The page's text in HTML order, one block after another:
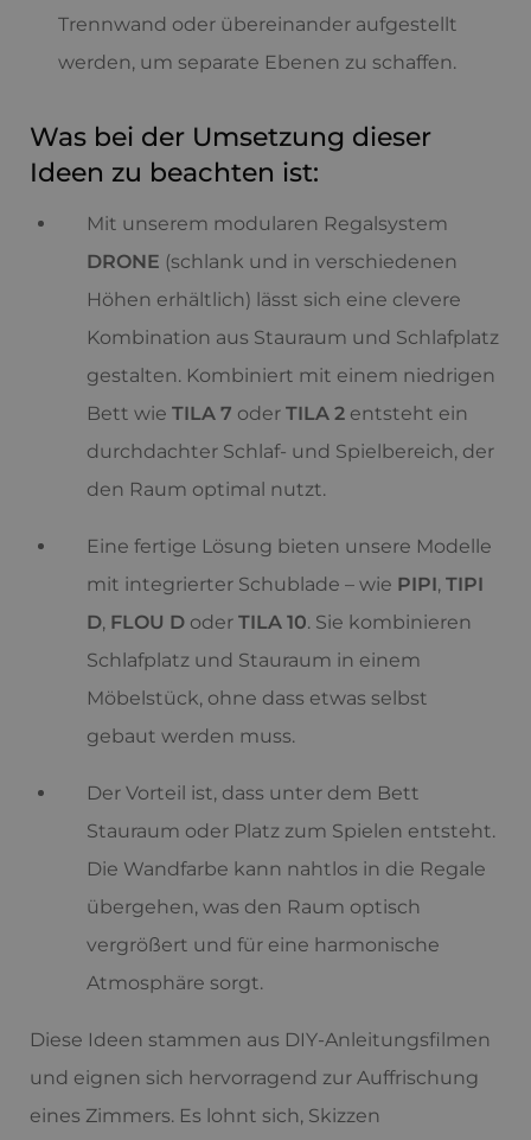
Trennwand oder übereinander aufgestellt
werden, um separate Ebenen zu schaffen.
Was bei der Umsetzung dieser
Ideen zu beachten ist:
Mit unserem modularen Regalsystem
DRONE (schlank und in verschiedenen
Höhen erhältlich) lässt sich eine clevere
Kombination aus Stauraum und Schlafplatz
gestalten. Kombiniert mit einem niedrigen
Bett wie TILA 7 oder TILA 2 entsteht ein
durchdachter Schlaf- und Spielbereich, der
den Raum optimal nutzt.
Eine fertige Lösung bieten unsere Modelle
mit integrierter Schublade – wie PIPI, TIPI
D, FLOU D oder TILA 10. Sie kombinieren
Schlafplatz und Stauraum in einem
Möbelstück, ohne dass etwas selbst
gebaut werden muss.
Der Vorteil ist, dass unter dem Bett
Stauraum oder Platz zum Spielen entsteht.
Die Wandfarbe kann nahtlos in die Regale
übergehen, was den Raum optisch
vergrößert und für eine harmonische
Atmosphäre sorgt.
Diese Ideen stammen aus DIY-Anleitungsfilmen
und eignen sich hervorragend zur Auffrischung
eines Zimmers. Es lohnt sich, Skizzen